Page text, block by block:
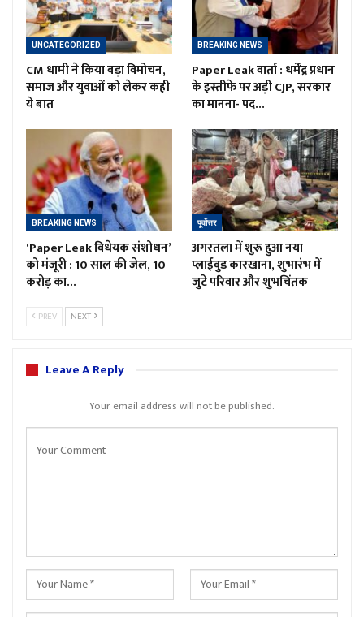
UNCATEGORIZED
CM धामी ने किया बड़ा विमोचन,
समाज और युवाओं को लेकर कही
ये बात
BREAKING NEWS
Paper Leak वार्ता : धर्मेंद्र प्रधान
के इस्तीफे पर अड़ी CJP, सरकार
का मानना- पद…
BREAKING NEWS
‘Paper Leak विधेयक संशोधन’
को मंजूरी : 10 साल की जेल, 10
करोड़ का…
पूर्वोत्तर
अगरतला में शुरू हुआ नया
प्लाईवुड कारखाना, शुभारंभ में
जुटे परिवार और शुभचिंतक
PREV NEXT
Leave A Reply
Your email address will not be published.